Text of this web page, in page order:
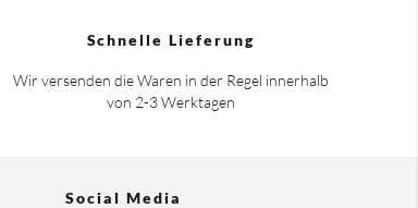
Schnelle Lieferung
Wir versenden die Waren in der Regel innerhalb
von 2-3 Werktagen
Social Media